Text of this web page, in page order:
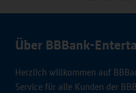
Über BBBank-
Herzlich willkommen auf
Service für alle Kunden der